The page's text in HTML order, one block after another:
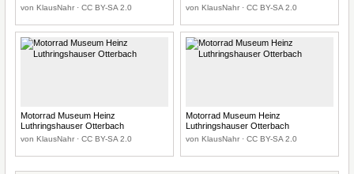
von KlausNahr · CC BY-SA 2.0 von KlausNahr · CC BY-SA 2.0
Motorrad Museum Heinz
Luthringshauser Otterbach
von KlausNahr · CC BY-SA 2.0
Motorrad Museum Heinz
Luthringshauser Otterbach
von KlausNahr · CC BY-SA 2.0